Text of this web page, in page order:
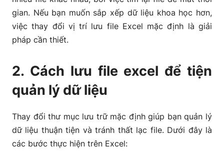
gian. Nếu bạn muốn sắp xếp dữ liệu khoa học hơn,
việc thay đổi vị trí lưu file Excel mặc định là giải
pháp cần thiết.
2. Cách lưu file excel để tiện
quản lý dữ liệu
Thay đổi thư mục lưu trữ mặc định giúp bạn quản lý
dữ liệu thuận tiện và tránh thất lạc file. Dưới đây là
các bước thực hiện trên Excel: